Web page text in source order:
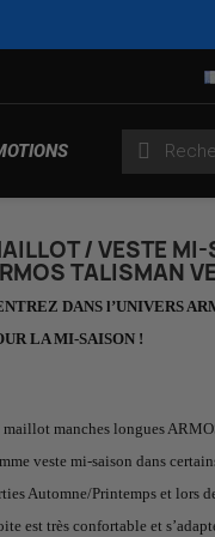
Gilets
Pluie et
Roues
Maillots
Maillots
Produits
Produits
/ VESTE
TALISMAN
DANS l’UNIVERS
LA MI-SAISON !
maillot manches longues
veste mi-saison dans
Automne/Printemps et lors
est très confortable et